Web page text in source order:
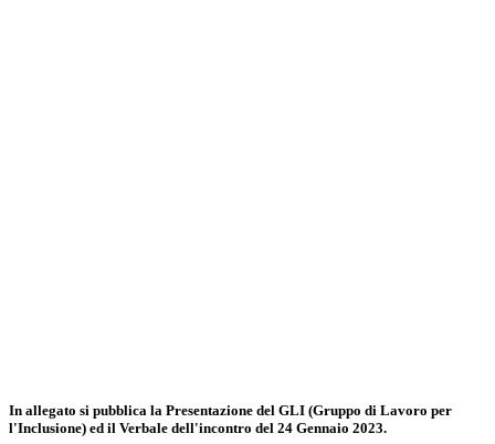
In allegato si pubblica la Presentazione del GLI (Gruppo di Lavoro per
l'Inclusione) ed il Verbale dell'incontro del 24 Gennaio 2023.